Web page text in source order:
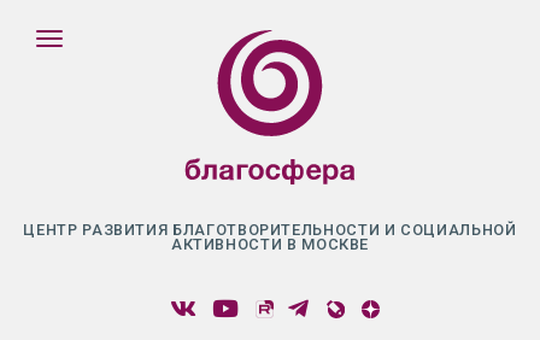
ЦЕНТР РАЗВИТИЯ БЛАГОТВОРИТЕЛЬНОСТИ И СОЦИАЛЬНОЙ
АКТИВНОСТИ В МОСКВЕ